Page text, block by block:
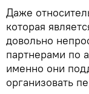
Даже
которая
довольно
партнерами по
именно они
организовать